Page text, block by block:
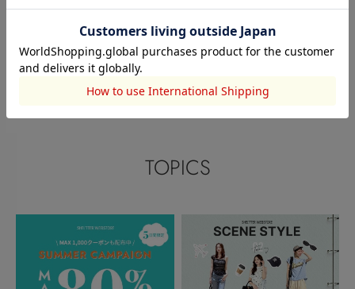
150cm
156cm
156cm
このアイテムを見た人がチェックしている商品
TOPICS